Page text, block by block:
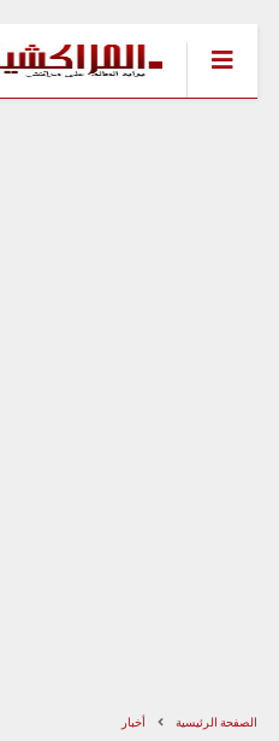
الصفحة الرئيسية أخبار